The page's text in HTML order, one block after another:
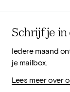
Schrijf je
Iedere maand
je mailbox.
Lees meer over